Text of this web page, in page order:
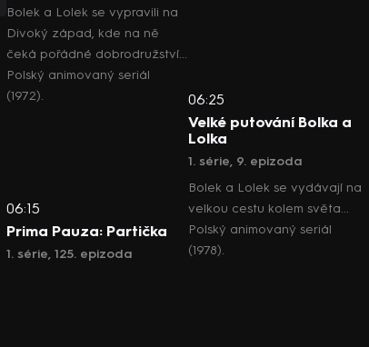
Bolek a Lolek se vypravili na
Divoký západ, kde na ně
čeká pořádné dobrodružství...
Polský animovaný seriál
(1972).
06:15
Prima Pauza: Partička
1. série, 125. epizoda
06:25
Velké putování Bolka a
Lolka
1. série, 9. epizoda
Bolek a Lolek se vydávají na
velkou cestu kolem světa...
Polský animovaný seriál
(1978).